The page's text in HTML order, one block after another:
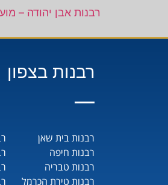
רבנות אבן יהודה –
רבנות בצפון
רבנות בית שאן
רבנות חיפה
רבנות טבריה
רבנות טירת הכרמל